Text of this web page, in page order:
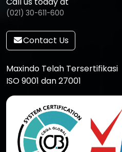
(021) 30-611-600
Contact Us
Maxindo Telah Tersertifikasi
ISO 9001 dan 27001